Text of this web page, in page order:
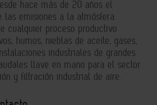
hace más de 20 años el
las emisiones a la atmósfera
cualquier proceso productivo
humos, nieblas de aceite, gases,
industriales de grandes
llave en mano para el sector
y filtración industrial de aire.